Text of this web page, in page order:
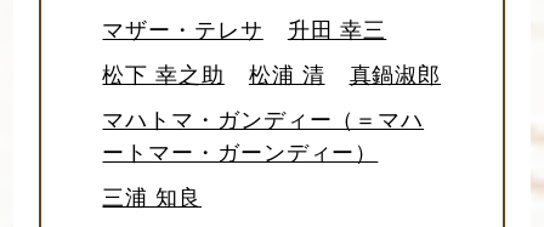
マザー・テレサ
升田 幸三
松下 幸之助
松浦 清
真鍋淑郎
マハトマ・ガンディー（＝マハ
ートマー・ガーンディー）
三浦 知良